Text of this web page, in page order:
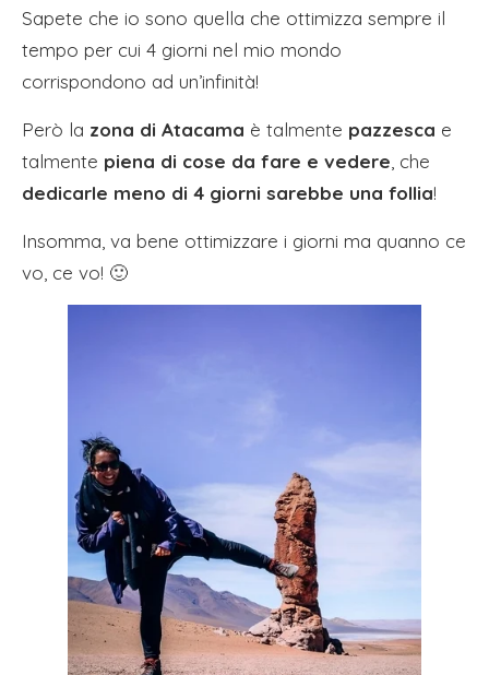
Sapete che io sono quella che ottimizza sempre il
tempo per cui 4 giorni nel mio mondo
corrispondono ad un’infinità!
Però la zona di Atacama è talmente pazzesca e
talmente piena di cose da fare e vedere , che
dedicarle meno di 4 giorni sarebbe una follia!
Insomma, va bene ottimizzare i giorni ma quanno ce
vo, ce vo! 🙂